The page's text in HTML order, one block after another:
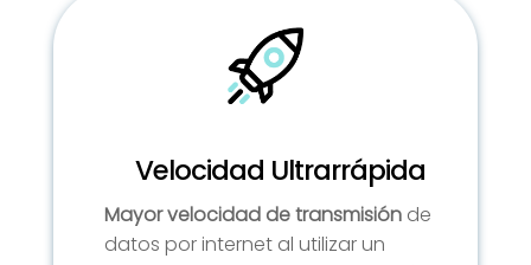
Velocidad Ultrarrápida
Mayor velocidad de transmisiónde
datos por internet al utilizar un